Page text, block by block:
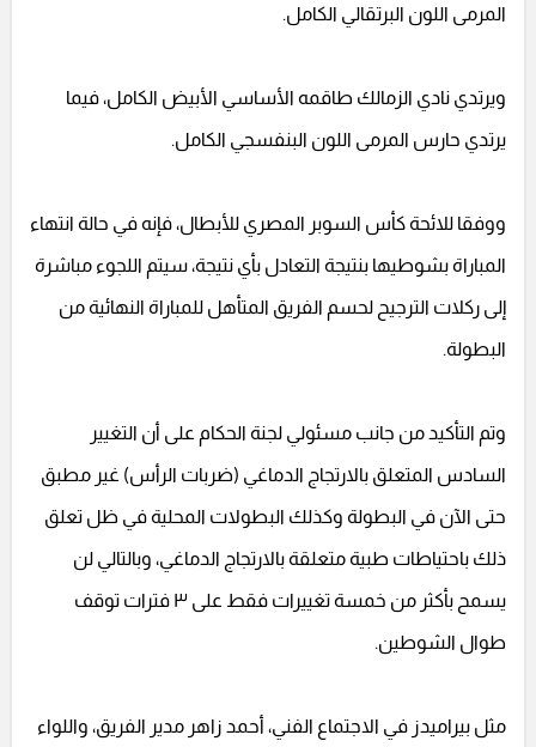
المرمى اللون البرتقالي الكامل.
ويرتدي نادي الزمالك طاقمه الأساسي الأبيض الكامل، فيما
يرتدي حارس المرمى اللون البنفسجي الكامل.
ووفقا للائحة كأس السوبر المصري للأبطال، فإنه في حالة انتهاء
المباراة بشوطيها بنتيجة التعادل بأي نتيجة، سيتم اللجوء مباشرة
إلى ركلات الترجيح لحسم الفريق المتأهل للمباراة النهائية من
البطولة.
وتم التأكيد من جانب مسئولي لجنة الحكام على أن التغيير
السادس المتعلق بالارتجاج الدماغي (ضربات الرأس) غير مطبق
حتى الآن في البطولة وكذلك البطولات المحلية في ظل تعلق
ذلك باحتياطات طبية متعلقة بالارتجاج الدماغي، وبالتالي لن
يسمح بأكثر من خمسة تغييرات فقط على ٣ فترات توقف
طوال الشوطين.
مثل بيراميدز في الاجتماع الفني، أحمد زاهر مدير الفريق، واللواء